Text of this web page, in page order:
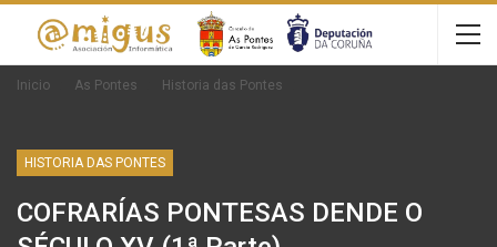
Inicio As Pontes Historia das Pontes
HISTORIA DAS PONTES
COFRARÍAS PONTESAS DENDE O